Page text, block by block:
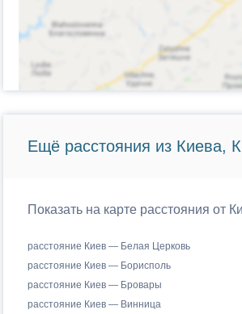
Ещё расстояния из Киева,
Показать на карте расстояния от
расстояние Киев — Белая Церковь
расстояние Киев — Борисполь
расстояние Киев — Бровары
расстояние Киев — Винница